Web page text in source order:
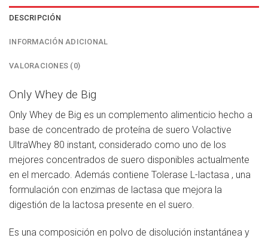
DESCRIPCIÓN
INFORMACIÓN ADICIONAL
VALORACIONES (0)
Only Whey de Big
Only Whey de Big es un complemento alimenticio hecho a
base de concentrado de proteína de suero Volactive
UltraWhey 80 instant, considerado como uno de los
mejores concentrados de suero disponibles actualmente
en el mercado. Además contiene Tolerase L-lactasa , una
formulación con enzimas de lactasa que mejora la
digestión de la lactosa presente en el suero.
Es una composición en polvo de disolución instantánea y